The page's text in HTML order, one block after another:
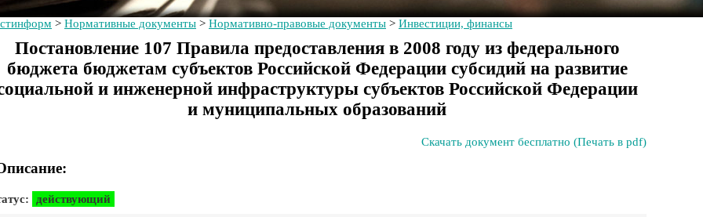
> Нормативные документы > Нормативно-правовые документы > Инвестиции, финансы
Постановление 107 Правила предоставления в 2008 году из федерального
бюджета бюджетам субъектов Российской Федерации субсидий на развитие
и инженерной инфраструктуры субъектов Российской Федерации
и муниципальных образований
Скачать документ бесплатно (Печать в pdf)
действующий